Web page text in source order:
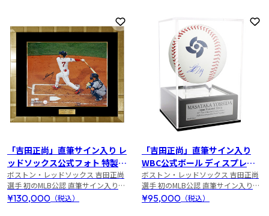
お気に入りに登録
「吉田正尚」直筆サイン入り レ
ッドソックス公式フォト 特製フ
レーム
ボストン・レッドソックス 吉田正尚
選手 初のMLB公認 直筆サイン入りメ
モラビリアが登場！！
¥130,000 （税込）
お
「吉田正尚」直筆サイン入り
WBC公式ボール ディスプレイ
ケース入り
ボストン・レッドソックス 吉田正尚
選手 初のMLB公認 直筆サイン入りメ
モラビリアが登場！！
¥95,000 （税込）